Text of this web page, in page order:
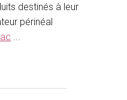
destinés à leur
périnéal